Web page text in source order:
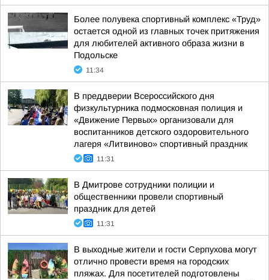
Более полувека спортивный комплекс «Труд»
остается одной из главных точек притяжения
для любителей активного образа жизни в
Подольске
11:34
В преддверии Всероссийского дня
физкультурника подмосковная полиция и
«Движение Первых» организовали для
воспитанников детского оздоровительного
лагеря «Литвиново» спортивный праздник
11:31
В Дмитрове сотрудники полиции и
общественники провели спортивный
праздник для детей
11:31
В выходные жители и гости Серпухова могут
отлично провести время на городских
пляжах. Для посетителей подготовлены